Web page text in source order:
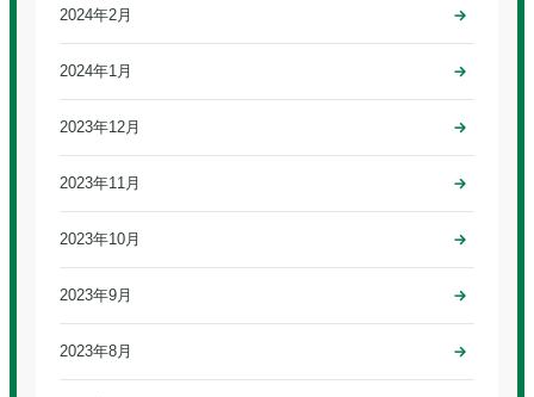
2024年2月
2024年1月
2023年12月
2023年11月
2023年10月
2023年9月
2023年8月